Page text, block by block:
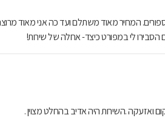
המחיר מאוד משתלם ועד כה אני מאוד
לי במפורט כיצד- אחלה של שירות!
ואזעקה .השירות היה אדיב בהחלט מצוין .